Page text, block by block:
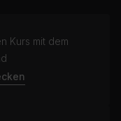
Kurs mit dem